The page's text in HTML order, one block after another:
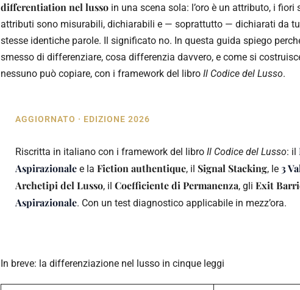
differentiation nel lusso in una scena sola: l’oro è un attributo, i
attributi sono misurabili, dichiarabili e — soprattutto — dichiarati da
stesse identiche parole. Il significato no. In questa guida spiego
smesso di differenziare, cosa differenzia davvero, e come si
nessuno può copiare, con i framework del libro Il Codice del Lusso.
AGGIORNATO · EDIZIONE 2026
Riscritta in italiano con i framework del libro Il Codice del Lusso: il
Aspirazionale e la Fiction authentique, il Signal Stacking, le 3
Archetipi del Lusso, il Coefficiente di Permanenza, gli Exit
Aspirazionale. Con un test diagnostico applicabile in mezz’ora.
In breve: la differenziazione nel lusso in cinque leggi